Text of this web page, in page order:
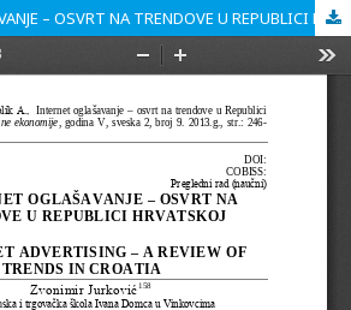
INTERNET OGLAŠAVANJE – OSVRT NA TRENDOVE U REPUBLICI HRVATSKOJ // INTERNET ADVERTISING – A REVIEW OF TRENDS IN CROATIA